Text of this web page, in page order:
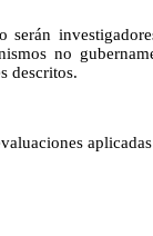
no
descritos.